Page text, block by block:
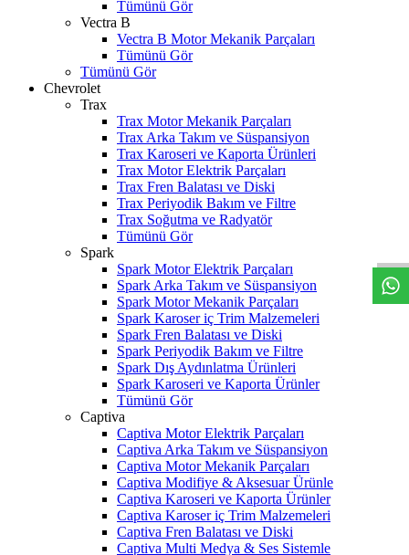
Tümünü Gör
Vectra B
Vectra B Motor Mekanik Parçaları
Tümünü Gör
Tümünü Gör
Chevrolet
Trax
Trax Motor Mekanik Parçaları
Trax Arka Takım ve Süspansiyon
Trax Karoseri ve Kaporta Ürünleri
Trax Motor Elektrik Parçaları
Trax Fren Balatası ve Diski
Trax Periyodik Bakım ve Filtre
Trax Soğutma ve Radyatör
Tümünü Gör
Spark
Spark Motor Elektrik Parçaları
Spark Arka Takım ve Süspansiyon
Spark Motor Mekanik Parçaları
Spark Karoser iç Trim Malzemeleri
Spark Fren Balatası ve Diski
Spark Periyodik Bakım ve Filtre
Spark Dış Aydınlatma Ürünleri
Spark Karoseri ve Kaporta Ürünler
Tümünü Gör
Captiva
Captiva Motor Elektrik Parçaları
Captiva Arka Takım ve Süspansiyon
Captiva Motor Mekanik Parçaları
Captiva Modifiye & Aksesuar Ürünle
Captiva Karoseri ve Kaporta Ürünler
Captiva Karoser iç Trim Malzemeleri
Captiva Fren Balatası ve Diski
Captiva Multi Medya & Ses Sistemle